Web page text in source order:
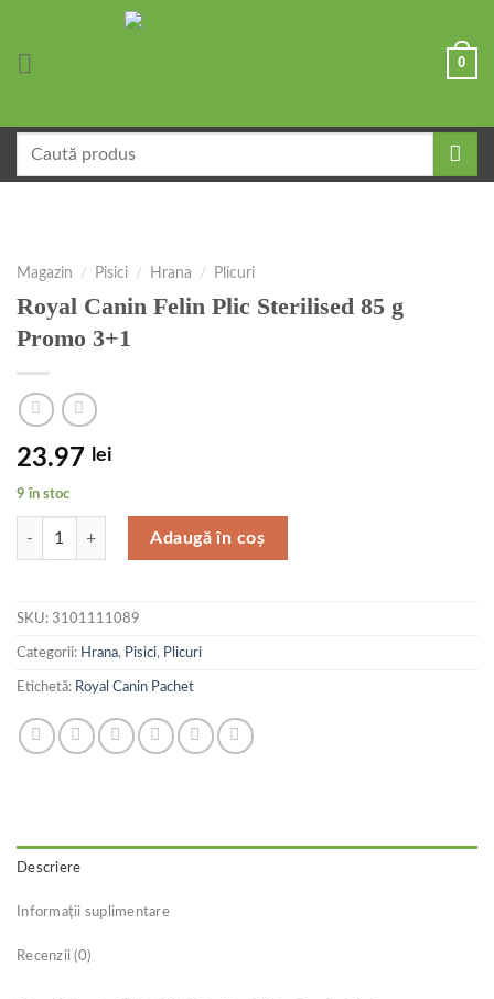
0
după:
Magazin / Pisici / Hrana / Plicuri
Royal Canin Felin Plic Sterilised 85 g
Promo 3+1
23.97 lei
9 în stoc
Cantitate Royal Canin Felin Plic Sterilised 85 g Promo 3+1
Adaugă în coș
SKU: 3101111089
Categorii: Hrana, Pisici, Plicuri
Etichetă: Royal Canin Pachet
Descriere
Informații suplimentare
Recenzii (0)